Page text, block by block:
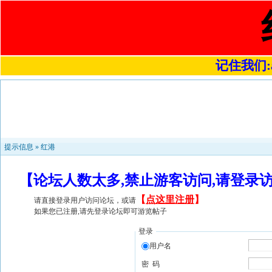
记住我们
提示信息 » 红港
【论坛人数太多,禁止游客访问,请登
请直接登录用户访问论坛，或请 【 点这里注册】
如果您已注册,请先登录论坛即可游览帖子
登录
用户名
密 码